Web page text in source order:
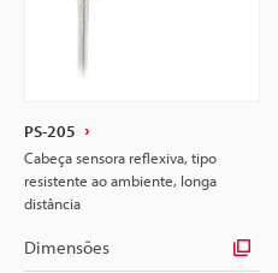
PS-205
Cabeça sensora reflexiva, tipo
resistente ao ambiente, longa
distância
Dimensões